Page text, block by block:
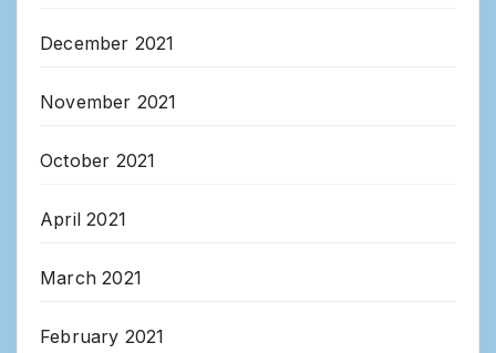
December 2021
November 2021
October 2021
April 2021
March 2021
February 2021